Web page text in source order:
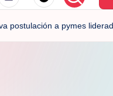
postulación a pymes